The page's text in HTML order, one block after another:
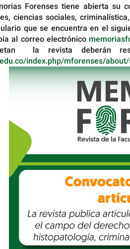
Forenses tiene abierta su
ciencias sociales,
que se encuentra en el
al correo electrónico
la revista deberán
index.php/mforenses/